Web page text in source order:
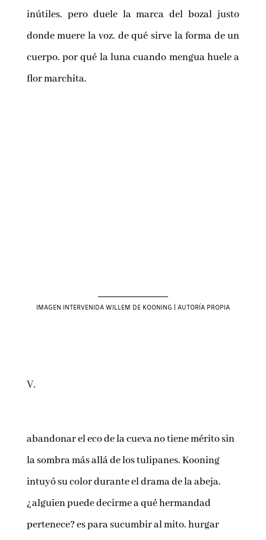
inútiles. pero duele la marca del bozal justo
donde muere la voz. de qué sirve la forma de un
cuerpo. por qué la luna cuando mengua huele a
flor marchita.
IMAGEN INTERVENIDA WILLEM DE KOONING | AUTORÍA PROPIA
V.
abandonar el eco de la cueva no tiene mérito sin
la sombra más allá de los tulipanes. Kooning
intuyó su color durante el drama de la abeja.
¿alguien puede decirme a qué hermandad
pertenece? es para sucumbir al mito. hurgar